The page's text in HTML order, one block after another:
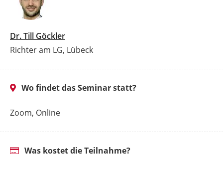
Dr. Till Göckler
Richter am LG, Lübeck
Wo findet das Seminar statt?
Zoom, Online
Was kostet die Teilnahme?